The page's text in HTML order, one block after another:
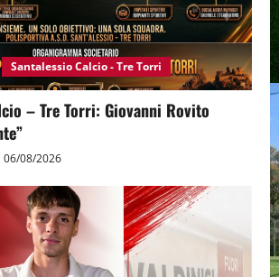
Santalessio Calcio - Tre Torri
– Tre Torri: Giovanni Rovito
06/08/2026